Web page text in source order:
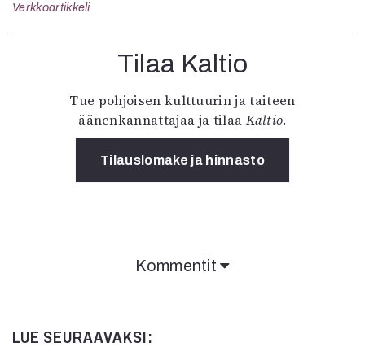
Verkkoartikkeli
Tilaa Kaltio
Tue pohjoisen kulttuurin ja taiteen
äänenkannattajaa ja tilaa Kaltio.
Tilauslomake ja hinnasto
Kommentit
LUE SEURAAVAKSI: